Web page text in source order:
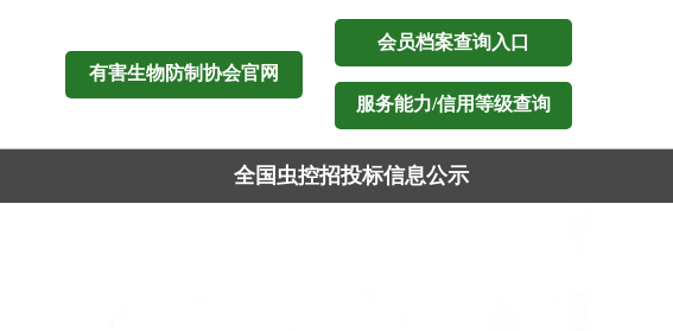
有害生物防制协会官网
服务能力/信用等级查询
会员档案查询入口
全国虫控招投标信息公示